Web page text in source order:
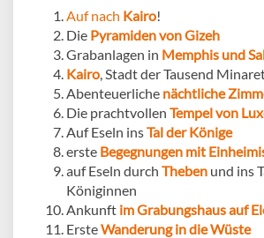
Auf nach Kairo!
Die Pyramiden von Gizeh
Grabanlagen in Memphis und
Kairo , Stadt der Tausend
Abenteuerliche nächtliche
Die prachtvollen Tempel von
Auf Eseln insTal der Könige
erste Begegnungen mit
auf Eseln durch Theben und ins
Königinnen
Ankunft im Grabungshaus auf
ErsteWanderung in die Wüste